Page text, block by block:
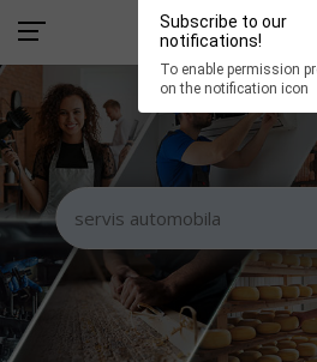
Subscribe to our
notifications!
To enable permission
on the notification icon